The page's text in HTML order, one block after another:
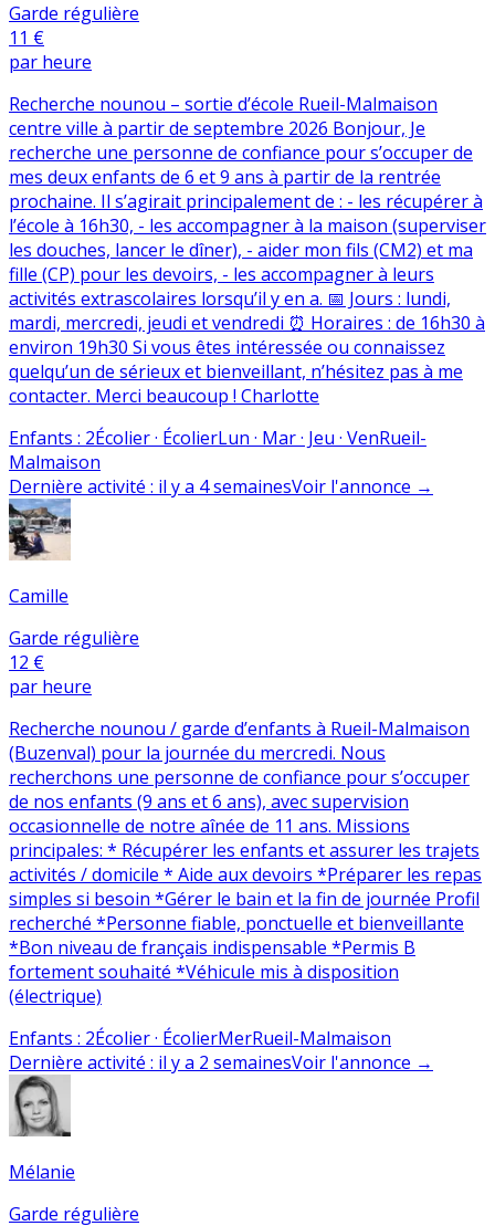
Garde régulière
11 €
par heure
Recherche nounou – sortie d’école Rueil-Malmaison
centre ville à partir de septembre 2026 Bonjour, Je
recherche une personne de confiance pour s’occuper de
mes deux enfants de 6 et 9 ans à partir de la rentrée
prochaine. Il s’agirait principalement de : - les récupérer à
l’école à 16h30, - les accompagner à la maison (superviser
les douches, lancer le dîner), - aider mon fils (CM2) et ma
fille (CP) pour les devoirs, - les accompagner à leurs
activités extrascolaires lorsqu’il y en a. 📅 Jours : lundi,
mardi, mercredi, jeudi et vendredi ⏰ Horaires : de 16h30 à
environ 19h30 Si vous êtes intéressée ou connaissez
quelqu’un de sérieux et bienveillant, n’hésitez pas à me
contacter. Merci beaucoup ! Charlotte
Enfants : 2Écolier · ÉcolierLun · Mar · Jeu · VenRueil-
Malmaison
Dernière activité : il y a 4 semainesVoir l'annonce →
Camille
Garde régulière
12 €
par heure
Recherche nounou / garde d’enfants à Rueil-Malmaison
(Buzenval) pour la journée du mercredi. Nous
recherchons une personne de confiance pour s’occuper
de nos enfants (9 ans et 6 ans), avec supervision
occasionnelle de notre aînée de 11 ans. Missions
principales: * Récupérer les enfants et assurer les trajets
activités / domicile * Aide aux devoirs *Préparer les repas
simples si besoin *Gérer le bain et la fin de journée Profil
recherché *Personne fiable, ponctuelle et bienveillante
*Bon niveau de français indispensable *Permis B
fortement souhaité *Véhicule mis à disposition
(électrique)
Enfants : 2Écolier · ÉcolierMerRueil-Malmaison
Dernière activité : il y a 2 semainesVoir l'annonce →
Mélanie
Garde régulière